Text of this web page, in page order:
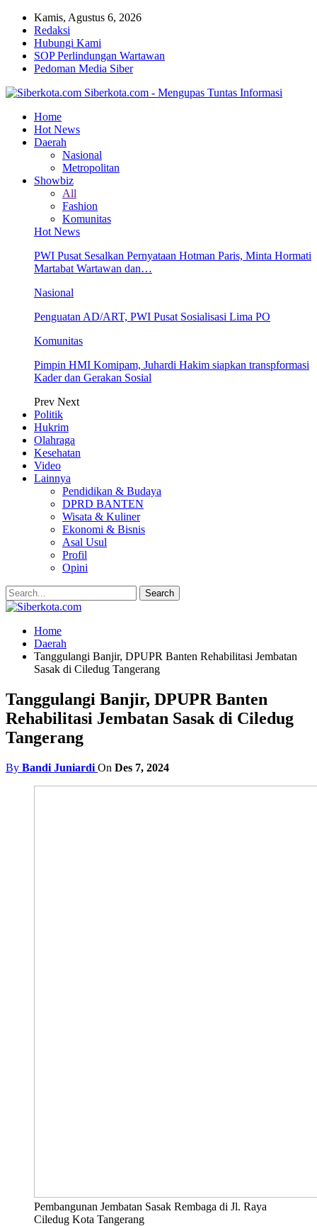
Kamis, Agustus 6, 2026
Redaksi
Hubungi Kami
SOP Perlindungan Wartawan
Pedoman Media Siber
Siberkota.com - Mengupas Tuntas Informasi
Home
Hot News
Daerah
Nasional
Metropolitan
Showbiz
All
Fashion
Komunitas
Hot News
PWI Pusat Sesalkan Pernyataan Hotman Paris, Minta Hormati
Martabat Wartawan dan…
Nasional
Penguatan AD/ART, PWI Pusat Sosialisasi Lima PO
Komunitas
Pimpin HMI Komipam, Juhardi Hakim siapkan transpformasi
Kader dan Gerakan Sosial
Prev Next
Politik
Hukrim
Olahraga
Kesehatan
Video
Lainnya
Pendidikan & Budaya
DPRD BANTEN
Wisata & Kuliner
Ekonomi & Bisnis
Asal Usul
Profil
Opini
Home
Daerah
Tanggulangi Banjir, DPUPR Banten Rehabilitasi Jembatan
Sasak di Ciledug Tangerang
Tanggulangi Banjir, DPUPR Banten
Rehabilitasi Jembatan Sasak di Ciledug
Tangerang
By Bandi Juniardi On Des 7, 2024
Pembangunan Jembatan Sasak Rembaga di Jl. Raya
Ciledug Kota Tangerang